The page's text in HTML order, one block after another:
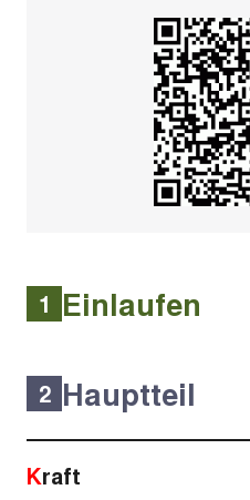
1 Einlaufen
2 Hauptteil
Kraft